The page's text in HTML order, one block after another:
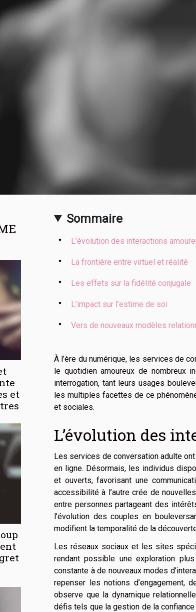
et
Sommaire
L’évolution des interactions
La frontière entre virtuel et réalité
Les effets sur la fidélité conjugale
L’impact sur l’estime de soi
Vers de nouveaux modèles
À l’ère du numérique, les services de
le quotidien amoureux de nombreux
interrogation, tant leurs usages
les multiples facettes de ce
et sociales.
L’évolution des
Les services de conversation adulte
en ligne. Désormais, les individus
et ouverts, favorisant une
accessibilité à l’autre crée de
entre personnes partageant des
l’évolution des couples en
modifient la temporalité de la
Les réseaux sociaux et les sites
rendant possible une exploration
constante à de nouveaux modes
repenser les notions d’engagement,
observe que la dynamique
défis tels que la gestion de la